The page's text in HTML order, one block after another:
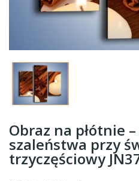
Obraz na płótnie
szaleństwa przy
trzyczęściowy